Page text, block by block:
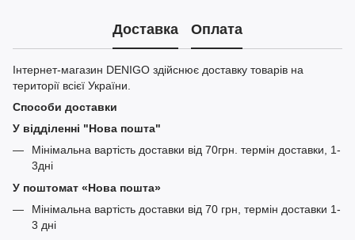
Доставка Оплата
Інтернет-магазин DENIGO здійснює доставку товарів на
території всієї України.
Способи доставки
У відділенні "Нова пошта"
Мінімальна вартість доставки від 70грн. термін доставки, 1-
3дні
У поштомат «Нова пошта»
Мінімальна вартість доставки від 70 грн, термін доставки 1-
3 дні